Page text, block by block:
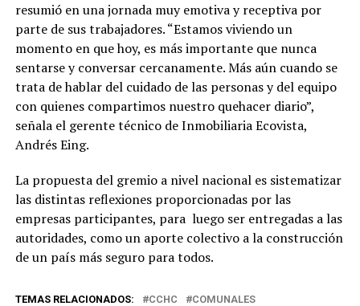
resumió en una jornada muy emotiva y receptiva por
parte de sus trabajadores. “Estamos viviendo un
momento en que hoy, es más importante que nunca
sentarse y conversar cercanamente. Más aún cuando se
trata de hablar del cuidado de las personas y del equipo
con quienes compartimos nuestro quehacer diario”,
señala el gerente técnico de Inmobiliaria Ecovista,
Andrés Eing.
La propuesta del gremio a nivel nacional es sistematizar
las distintas reflexiones proporcionadas por las
empresas participantes, para luego ser entregadas a las
autoridades, como un aporte colectivo a la construcción
de un país más seguro para todos.
TEMAS RELACIONADOS: CCHC
COMUNALES